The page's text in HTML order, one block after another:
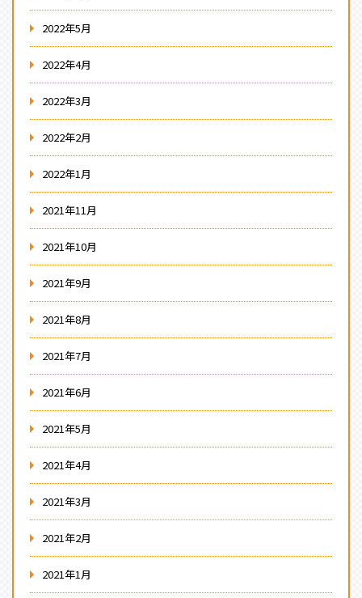
2022年5月
2022年4月
2022年3月
2022年2月
2022年1月
2021年11月
2021年10月
2021年9月
2021年8月
2021年7月
2021年6月
2021年5月
2021年4月
2021年3月
2021年2月
2021年1月